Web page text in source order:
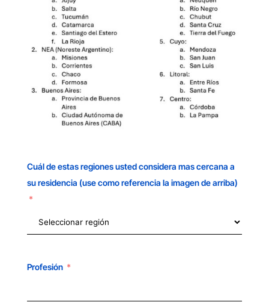
Cuál de estas regiones usted considera mas cercana a
su residencia (use como referencia la imagen de arriba)
Profesión